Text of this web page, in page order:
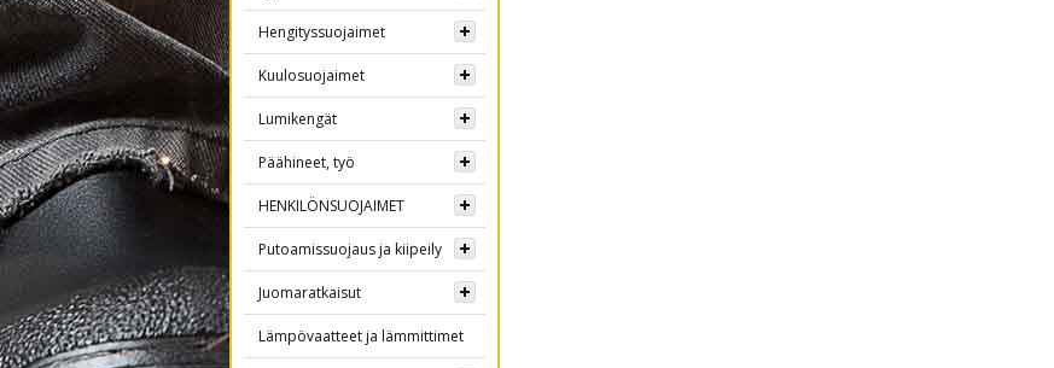
Hengityssuojaimet
Kuulosuojaimet
Lumikengät
Päähineet, työ
HENKILÖNSUOJAIMET
Putoamissuojaus ja kiipeily
Juomaratkaisut
Lämpövaatteet ja lämmittimet